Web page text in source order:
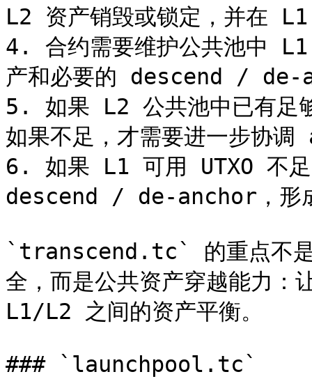
L2 资产销毁或锁定，并在
4. 合约需要维护公共池中
产和必要的 descend / de-
5. 如果 L2 公共池中已有足
如果不足，才需要进一步协
6. 如果 L1 可用 UTXO 不
descend / de-anchor，形
`transcend.tc` 的重点不是
全，而是公共资产穿越能力：
L1/L2 之间的资产平衡。
### `launchpool.tc`